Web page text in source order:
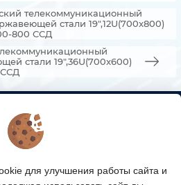
телекоммуникационный
стали 19",12U(700x800)
800 ССД
стали 19",36U(700x600)
для улучшения работы сайта и